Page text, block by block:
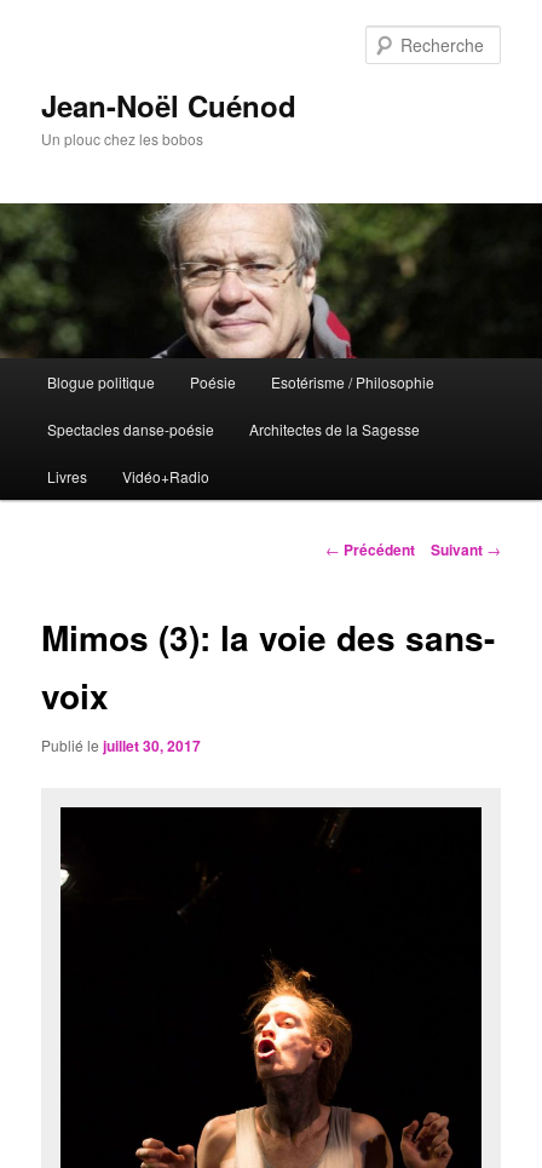
Jean-Noël Cuénod
Un plouc chez les bobos
Aller
au
contenu
Blogue politique Poésie Esotérisme / Philosophie
Spectacles danse-poésie Architectes de la Sagesse
Livres Vidéo+Radio
Navigation
← Précédent Suivant →
Mimos (3): la voie des sans-
voix
Publié lejuillet 30, 2017